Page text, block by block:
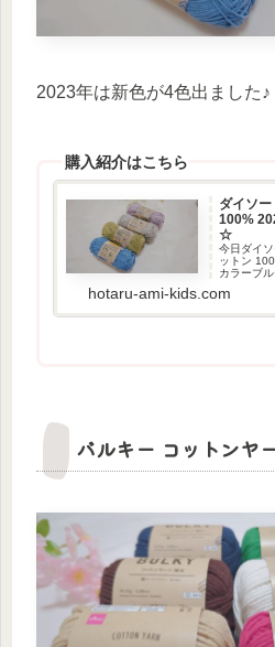
2023年は新色が4色出ました♪
購入紹介はこちら
ダイソ
100%
☆
今日ダイ
ットン
カラーブ
: 約40g長
hotaru-ami-kids.com
バルキー コットンヤ